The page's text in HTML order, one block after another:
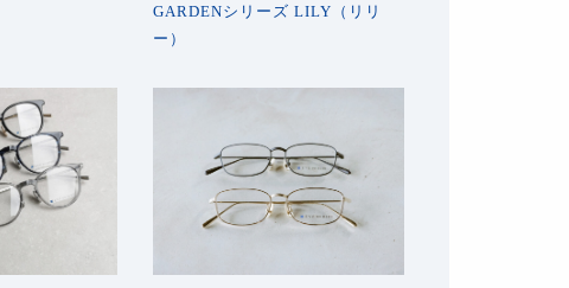
GARDENシリーズ LILY（リリ
ー）